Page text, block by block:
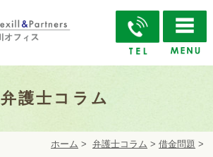
弁護士コラム
ホーム > 弁護士コラム >借金問題 >